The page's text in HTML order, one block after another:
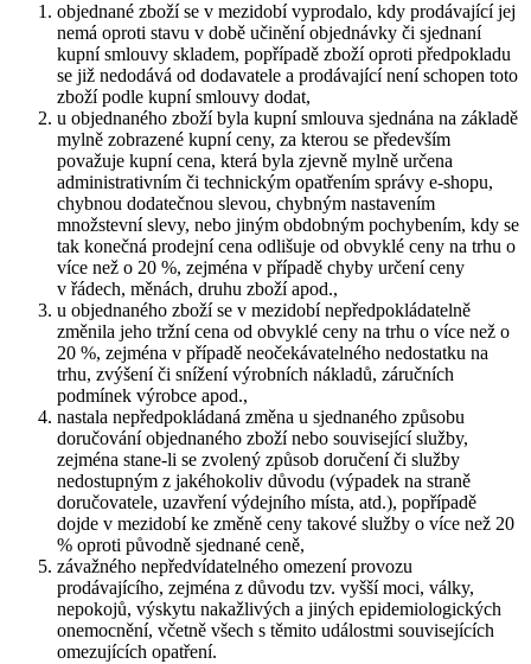
objednané zboží se v mezidobí vyprodalo, kdy prodávající jej
nemá oproti stavu v době učinění objednávky či sjednaní
kupní smlouvy skladem, popřípadě zboží oproti předpokladu
se již nedodává od dodavatele a prodávající není schopen toto
zboží podle kupní smlouvy dodat,
u objednaného zboží byla kupní smlouva sjednána na základě
mylně zobrazené kupní ceny, za kterou se především
považuje kupní cena, která byla zjevně mylně určena
administrativním či technickým opatřením správy e-shopu,
chybnou dodatečnou slevou, chybným nastavením
množstevní slevy, nebo jiným obdobným pochybením, kdy se
tak konečná prodejní cena odlišuje od obvyklé ceny na trhu o
více než o 20 %, zejména v případě chyby určení ceny
v řádech, měnách, druhu zboží apod.,
u objednaného zboží se v mezidobí nepředpokládatelně
změnila jeho tržní cena od obvyklé ceny na trhu o více než o
20 %, zejména v případě neočekávatelného nedostatku na
trhu, zvýšení či snížení výrobních nákladů, záručních
podmínek výrobce apod.,
nastala nepředpokládaná změna u sjednaného způsobu
doručování objednaného zboží nebo související služby,
zejména stane-li se zvolený způsob doručení či služby
nedostupným z jakéhokoliv důvodu (výpadek na straně
doručovatele, uzavření výdejního místa, atd.), popřípadě
dojde v mezidobí ke změně ceny takové služby o více než 20
% oproti původně sjednané ceně,
závažného nepředvídatelného omezení provozu
prodávajícího, zejména z důvodu tzv. vyšší moci, války,
nepokojů, výskytu nakažlivých a jiných epidemiologických
onemocnění, včetně všech s těmito událostmi souvisejících
omezujících opatření.